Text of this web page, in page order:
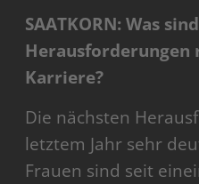
SAATKORN: Was
Herausforderungen
Karriere?
Die nächsten
letztem Jahr sehr
Frauen sind seit